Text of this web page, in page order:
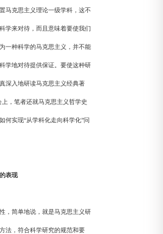
马克思主义理论一级学科，这不
学来对待，而且意味着要使我们
一种科学的马克思主义，并不能
学地对待提供保证。要使这种研
深入地研读马克思主义经典著
，笔者还就马克思主义哲学史
何实现“从学科化走向科学化”问
表现
，简单地说，就是马克思主义研
法，符合科学研究的规范和要